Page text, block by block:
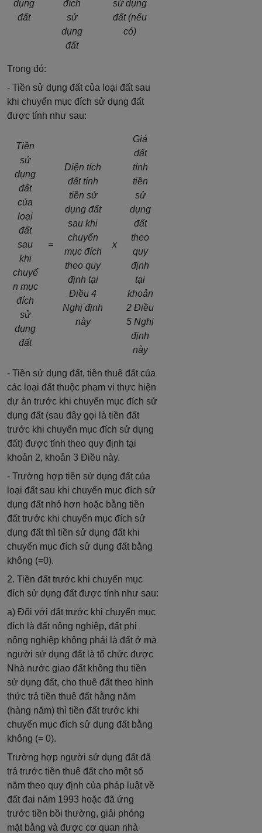
dụng
đất
đích
sử
dụng
đất
sử dụng
đất (nếu
có)
Trong đó:
- Tiền sử dụng đất của loại đất sau
khi chuyển mục đích sử dụng đất
được tính như sau:
Tiền
sử
dụng
đất
của
loại
đất
sau
khi
chuyể
n mục
đích
sử
dụng
đất
=
Diện tích
đất tính
tiền sử
dụng đất
sau khi
chuyển
mục đích
theo quy
định tại
Điều 4
Nghị định
này
x
Giá
đất
tính
tiền
sử
dụng
đất
theo
quy
định
tại
khoản
2 Điều
5 Nghị
định
này
- Tiền sử dụng đất, tiền thuê đất của
các loại đất thuộc phạm vi thực hiện
dự án trước khi chuyển mục đích sử
dụng đất (sau đây gọi là tiền đất
trước khi chuyển mục đích sử dụng
đất) được tính theo quy định tại
khoản 2, khoản 3 Điều này.
- Trường hợp tiền sử dụng đất của
loại đất sau khi chuyển mục đích sử
dụng đất nhỏ hơn hoặc bằng tiền
đất trước khi chuyển mục đích sử
dụng đất thì tiền sử dụng đất khi
chuyển mục đích sử dụng đất bằng
không (=0).
2. Tiền đất trước khi chuyển mục
đích sử dụng đất được tính như sau:
a) Đối với đất trước khi chuyển mục
đích là đất nông nghiệp, đất phi
nông nghiệp không phải là đất ở mà
người sử dụng đất là tổ chức được
Nhà nước giao đất không thu tiền
sử dụng đất, cho thuê đất theo hình
thức trả tiền thuê đất hằng năm
(hàng năm) thì tiền đất trước khi
chuyển mục đích sử dụng đất bằng
không (= 0).
Trường hợp người sử dụng đất đã
trả trước tiền thuê đất cho một số
năm theo quy định của pháp luật về
đất đai năm 1993 hoặc đã ứng
trước tiền bồi thường, giải phóng
mặt bằng và được cơ quan nhà